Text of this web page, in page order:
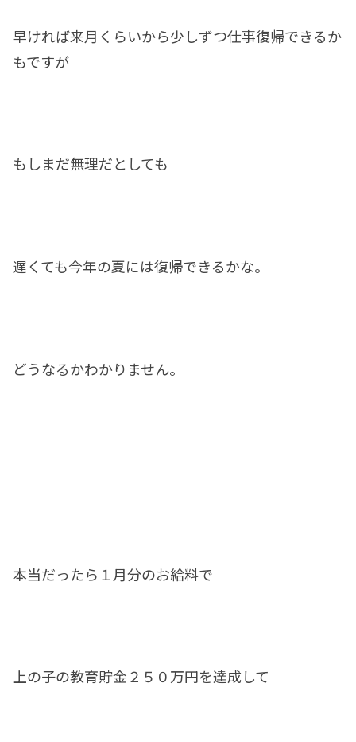
早ければ来月くらいから少しずつ仕事復帰できるか
もですが
もしまだ無理だとしても
遅くても今年の夏には復帰できるかな。
どうなるかわかりません。
本当だったら１月分のお給料で
上の子の教育貯金２５０万円を達成して